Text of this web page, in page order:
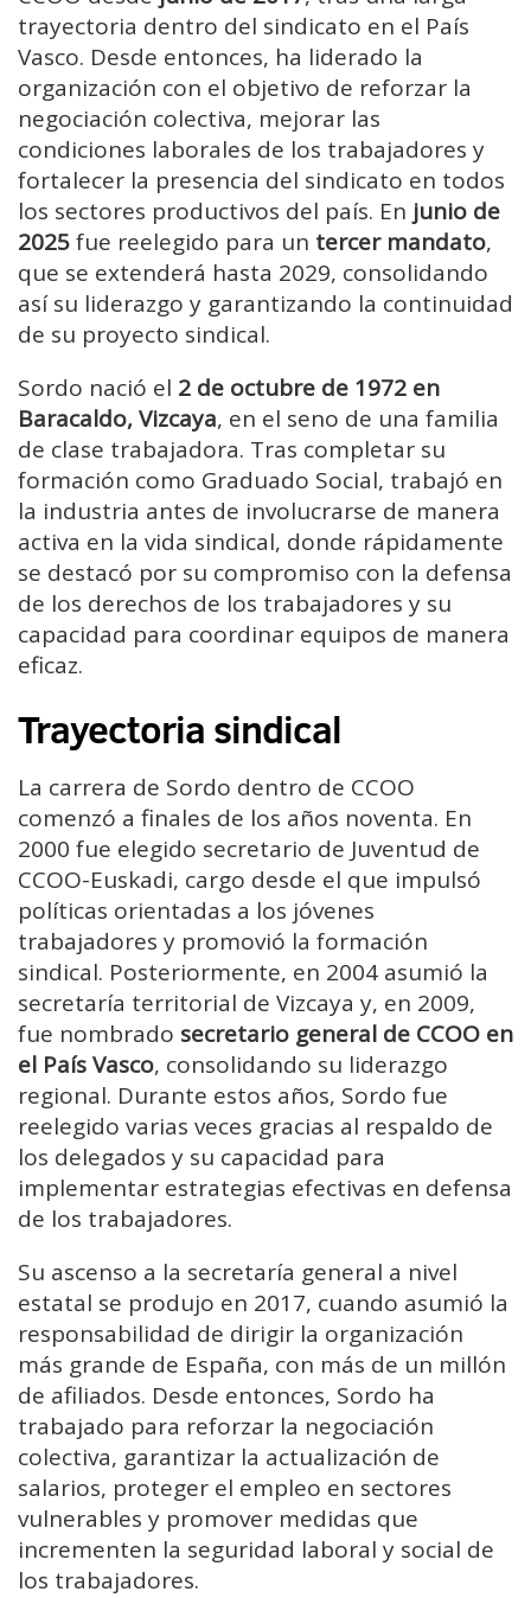
trayectoria dentro del sindicato en el País
Vasco. Desde entonces, ha liderado la
organización con el objetivo de reforzar la
negociación colectiva, mejorar las
condiciones laborales de los trabajadores y
fortalecer la presencia del sindicato en todos
los sectores productivos del país. En junio de
2025fue reelegido para un tercer mandato,
que se extenderá hasta 2029, consolidando
así su liderazgo y garantizando la continuidad
de su proyecto sindical.
Sordo nació el 2 de octubre de 1972 en
Baracaldo, Vizcaya, en el seno de una familia
de clase trabajadora. Tras completar su
formación como Graduado Social, trabajó en
la industria antes de involucrarse de manera
activa en la vida sindical, donde rápidamente
se destacó por su compromiso con la defensa
de los derechos de los trabajadores y su
capacidad para coordinar equipos de manera
eficaz.
Trayectoria sindical
La carrera de Sordo dentro de CCOO
comenzó a finales de los años noventa. En
2000 fue elegido secretario de Juventud de
CCOO-Euskadi, cargo desde el que impulsó
políticas orientadas a los jóvenes
trabajadores y promovió la formación
sindical. Posteriormente, en 2004 asumió la
secretaría territorial de Vizcaya y, en 2009,
fue nombrado secretario general de CCOO en
el País Vasco, consolidando su liderazgo
regional. Durante estos años, Sordo fue
reelegido varias veces gracias al respaldo de
los delegados y su capacidad para
implementar estrategias efectivas en defensa
de los trabajadores.
Su ascenso a la secretaría general a nivel
estatal se produjo en 2017, cuando asumió la
responsabilidad de dirigir la organización
más grande de España, con más de un millón
de afiliados. Desde entonces, Sordo ha
trabajado para reforzar la negociación
colectiva, garantizar la actualización de
salarios, proteger el empleo en sectores
vulnerables y promover medidas que
incrementen la seguridad laboral y social de
los trabajadores.